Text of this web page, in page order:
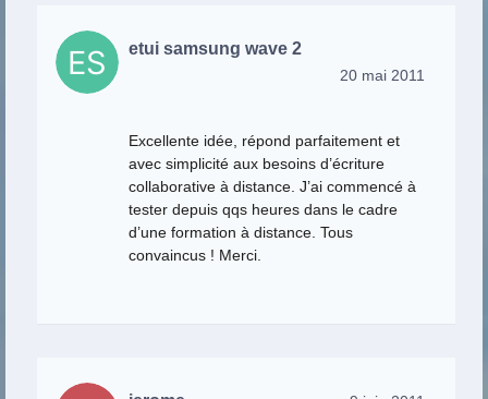
etui samsung wave 2
20 mai 2011
Excellente idée, répond parfaitement et
avec simplicité aux besoins d’écriture
collaborative à distance. J’ai commencé à
tester depuis qqs heures dans le cadre
d’une formation à distance. Tous
convaincus ! Merci.